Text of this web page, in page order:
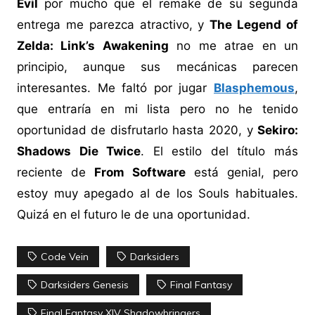
Evil
por mucho que el remake de su segunda
entrega me parezca atractivo, yThe Legend of
Zelda: Link’s Awakening no me atrae en un
principio, aunque sus mecánicas parecen
interesantes. Me faltó por jugar Blasphemous,
que entraría en mi lista pero no he tenido
oportunidad de disfrutarlo hasta 2020, ySekiro:
Shadows Die Twice. El estilo del título más
reciente de From Software está genial, pero
estoy muy apegado al de los Souls habituales.
Quizá en el futuro le de una oportunidad.
Code Vein Darksiders
Darksiders Genesis Final Fantasy